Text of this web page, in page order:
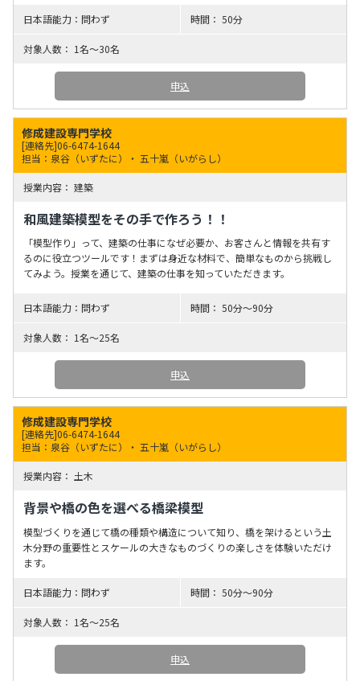
問わず 50分
1名～30名
申込
修成建設専門学校
[連絡先]06-6474-1644
担当：泉谷（いずたに）・ 五十嵐（いがらし）
建築
和風建築模型をその手で作ろう！！
「模型作り」って、建築の仕事になぜ必要か、お客さんと情報を共有す
るのに役立つツールです！まずは身近な材料で、簡単なものから挑戦し
てみよう。授業を通じて、建築の仕事を知っていただきます。
問わず 50分〜90分
1名～25名
申込
修成建設専門学校
[連絡先]06-6474-1644
担当：泉谷（いずたに）・ 五十嵐（いがらし）
土木
背景や橋の色を選べる橋梁模型
模型づくりを通じて橋の種類や構造について知り、橋を架けるという土
木分野の重要性とスケールの大きなものづくりの楽しさを体験いただけ
ます。
問わず 50分〜90分
1名～25名
申込